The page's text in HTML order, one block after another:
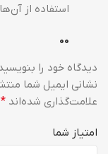
استفاده از
0
0
دیدگاه خود را
نشانی ایمیل شما
علامت‌گذاری شده‌اند *
امتیاز شما